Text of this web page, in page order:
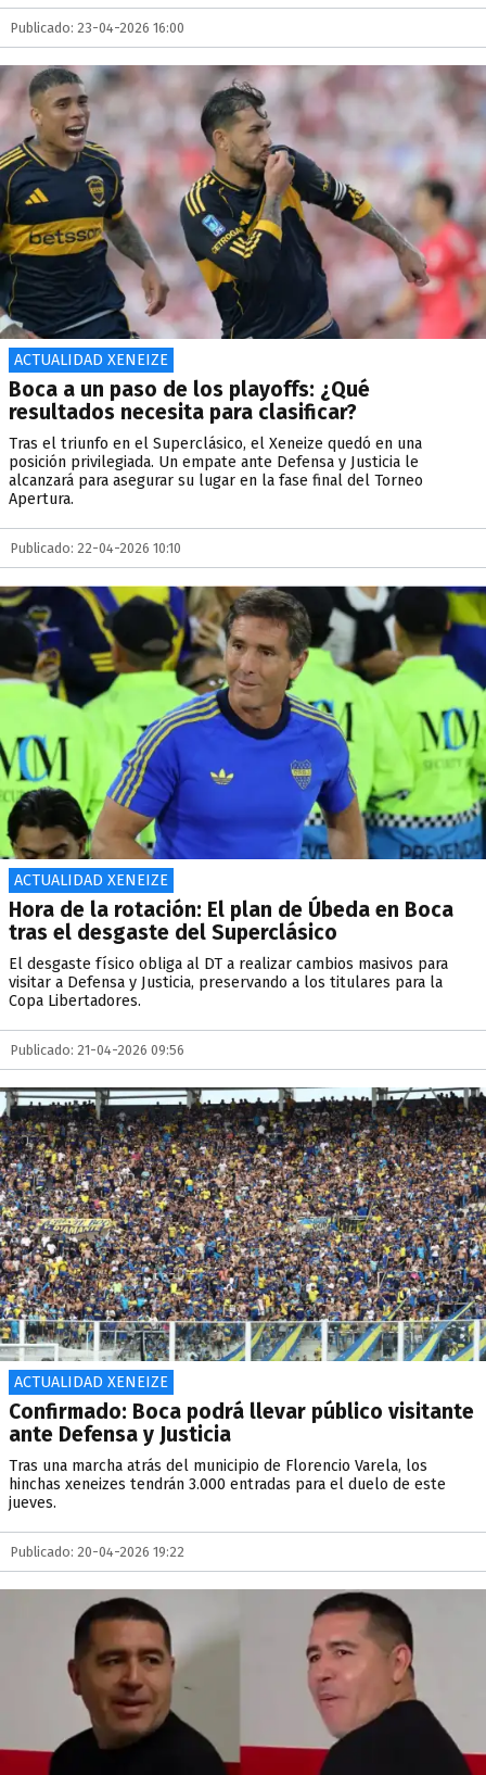
Publicado: 23-04-2026 16:00
ACTUALIDAD XENEIZE
Boca a un paso de los playoffs: ¿Qué
resultados necesita para clasificar?
Tras el triunfo en el Superclásico, el Xeneize quedó en una
posición privilegiada. Un empate ante Defensa y Justicia le
alcanzará para asegurar su lugar en la fase final del Torneo
Apertura.
Publicado: 22-04-2026 10:10
ACTUALIDAD XENEIZE
Hora de la rotación: El plan de Úbeda en Boca
tras el desgaste del Superclásico
El desgaste físico obliga al DT a realizar cambios masivos para
visitar a Defensa y Justicia, preservando a los titulares para la
Copa Libertadores.
Publicado: 21-04-2026 09:56
ACTUALIDAD XENEIZE
Confirmado: Boca podrá llevar público visitante
ante Defensa y Justicia
Tras una marcha atrás del municipio de Florencio Varela, los
hinchas xeneizes tendrán 3.000 entradas para el duelo de este
jueves.
Publicado: 20-04-2026 19:22